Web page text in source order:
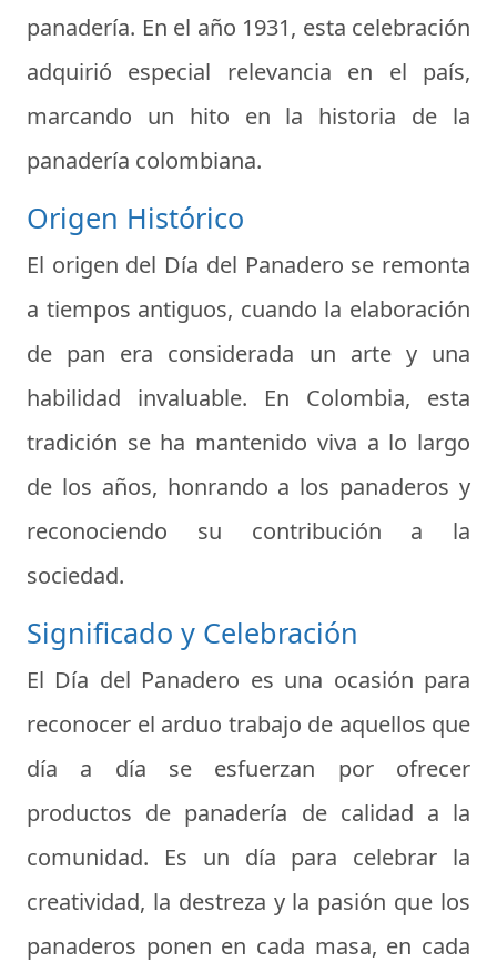
panadería. En el año 1931, esta celebración
adquirió especial relevancia en el país,
marcando un hito en la historia de la
panadería colombiana.
Origen Histórico
El origen del Día del Panadero se remonta
a tiempos antiguos, cuando la elaboración
de pan era considerada un arte y una
habilidad invaluable. En Colombia, esta
tradición se ha mantenido viva a lo largo
de los años, honrando a los panaderos y
reconociendo su contribución a la
sociedad.
Significado y Celebración
El Día del Panadero es una ocasión para
reconocer el arduo trabajo de aquellos que
día a día se esfuerzan por ofrecer
productos de panadería de calidad a la
comunidad. Es un día para celebrar la
creatividad, la destreza y la pasión que los
panaderos ponen en cada masa, en cada